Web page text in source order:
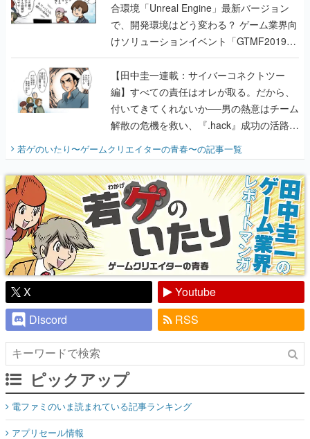
合環境「Unreal Engine」最新バージョン
で、開発環境はどう変わる？ ゲーム業界向
けソリューションイベント「GTMF2019」
に行って、より理解を深めよう【PR】
【田中圭一連載：サイバーコネクトツー
編】すべての責任はオレが取る。だから、
付いてきてくれないか──男の熱意はチーム
解散の危機を救い、『.hack』成功の活路を
開く。業界の快男児・松山 洋に流れる血は
『少年ジャンプ』色だった【若ゲのいた
り】
若ゲのいたり〜ゲームクリエイターの青春〜の記事一覧
X
Youtube
Discord
RSS
ピックアップ
電ファミのいま読まれている記事ランキング
アプリセール情報